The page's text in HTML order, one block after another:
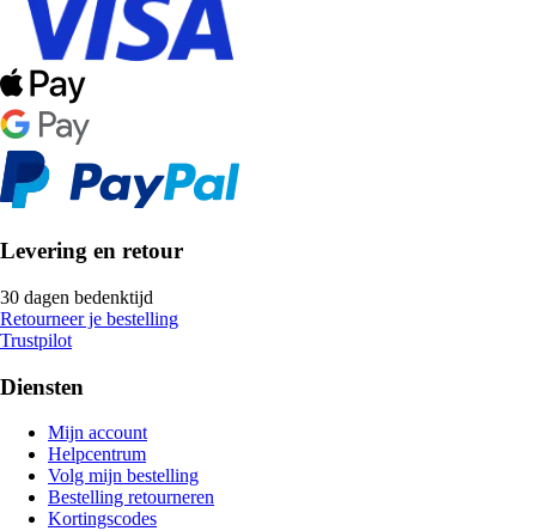
Levering en retour
30 dagen bedenktijd
Retourneer je bestelling
Trustpilot
Diensten
Mijn account
Helpcentrum
Volg mijn bestelling
Bestelling retourneren
Kortingscodes